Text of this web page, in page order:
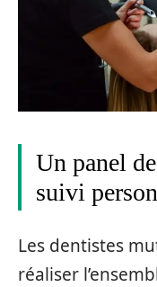
Un panel
suivi
Les dentistes
réaliser